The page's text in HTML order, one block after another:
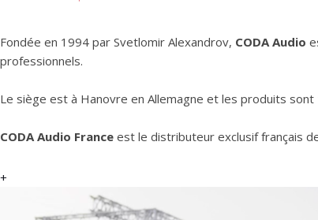
Fondée en 1994 par Svetlomir Alexandrov, CODA Audio
professionnels.
Le siège est à Hanovre en Allemagne et les produits sont
CODA Audio France est le distributeur exclusif français
+